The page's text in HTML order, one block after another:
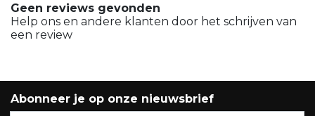
Geen reviews gevonden
Help ons en andere klanten door het schrijven van
een review
Abonneer je op onze nieuwsbrief